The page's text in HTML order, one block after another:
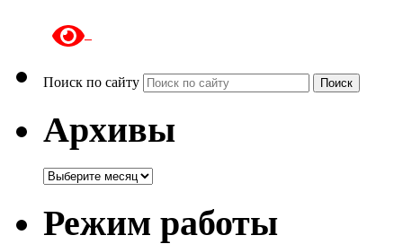
Поиск по сайту Поиск
Архивы
Архивы
Режим работы